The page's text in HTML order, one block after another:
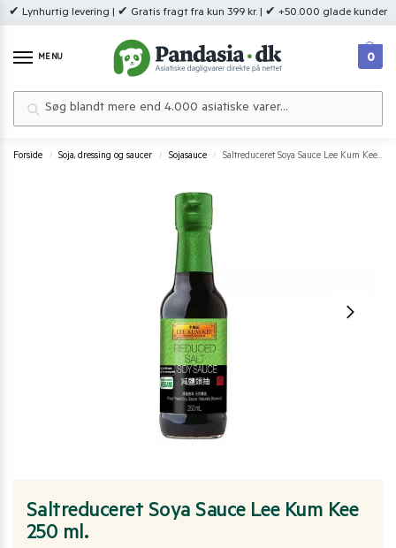
✔ Lynhurtig levering | ✔ Gratis fragt fra kun 399 kr. | ✔ +50.000 glade kunder
MENU 0
Forside / Soja, dressing og saucer / Sojasauce / Saltreduceret Soya Sauce Lee Kum Kee 250 ml.
Saltreduceret Soya Sauce Lee Kum Kee
250 ml.